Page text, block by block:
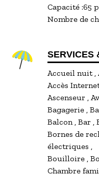
Capacité :65
Nombre de
SERVICES
Accueil nuit
Accès
Ascenseur
Bagagerie
Balcon Bar
Bornes de
électriques
Bouilloire
Chambre